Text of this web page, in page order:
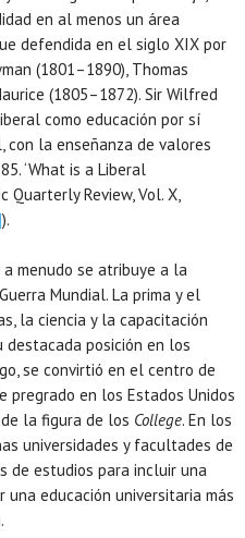
en al menos un área
defendida en el siglo XIX por
(1801–1890), Thomas
(1805–1872). Sir Wilfred
como educación por sí
con la enseñanza de valores
.‘What is a Liberal
Quarterly Review, Vol. X,
).
menudo se atribuye a la
Mundial. La prima y el
la ciencia y la capacitación
destacada posición en los
se convirtió en el centro de
pregrado en los Estados Unidos
la figura de los College. En los
universidades y facultades de
de estudios para incluir una
educación universitaria más